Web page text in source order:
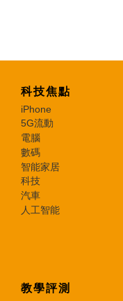
科技焦點
iPhone
5G流動
電腦
數碼
智能家居
科技
汽車
人工智能
教學評測